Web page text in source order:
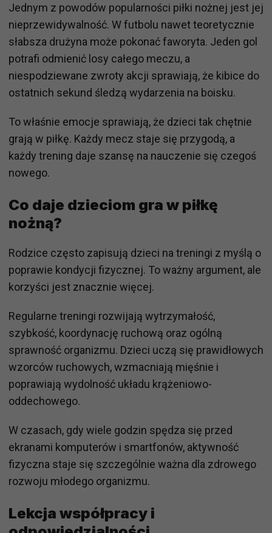
Jednym z powodów popularności piłki nożnej jest jej
nieprzewidywalność. W futbolu nawet teoretycznie
słabsza drużyna może pokonać faworyta. Jeden gol
potrafi odmienić losy całego meczu, a
niespodziewane zwroty akcji sprawiają, że kibice do
ostatnich sekund śledzą wydarzenia na boisku.
To właśnie emocje sprawiają, że dzieci tak chętnie
grają w piłkę. Każdy mecz staje się przygodą, a
każdy trening daje szansę na nauczenie się czegoś
nowego.
Co daje dzieciom gra w piłkę
nożną?
Rodzice często zapisują dzieci na treningi z myślą o
poprawie kondycji fizycznej. To ważny argument, ale
korzyści jest znacznie więcej.
Regularne treningi rozwijają wytrzymałość,
szybkość, koordynację ruchową oraz ogólną
sprawność organizmu. Dzieci uczą się prawidłowych
wzorców ruchowych, wzmacniają mięśnie i
poprawiają wydolność układu krążeniowo-
oddechowego.
W czasach, gdy wiele godzin spędza się przed
ekranami komputerów i smartfonów, aktywność
fizyczna staje się szczególnie ważna dla zdrowego
rozwoju młodego organizmu.
Lekcja współpracy i